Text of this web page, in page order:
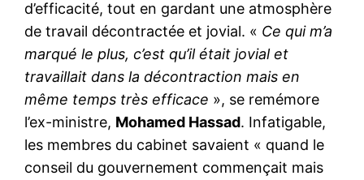
d’efficacité, tout en gardant une atmosphère
de travail décontractée et jovial. « Ce qui m’a
marqué le plus, c’est qu’il était jovial et
travaillait dans la décontraction mais en
même temps très efficace », se remémore
l’ex-ministre, Mohamed Hassad. Infatigable,
les membres du cabinet savaient « quand le
conseil du gouvernement commençait mais